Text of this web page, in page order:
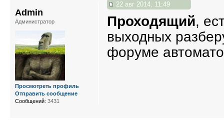
22 авг 2014, 11:49
Проходящий,
выходных
форуме
Admin
Администратор
Просмотреть профиль
Отправить сообщение
Сообщений: 3431